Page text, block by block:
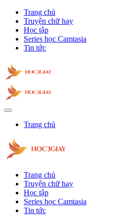
Trang chủ
Truyện chữ hay
Học tập
Series học Camtasia
Tin tức
Trang chủ
Trang chủ
Truyện chữ hay
Học tập
Series học Camtasia
Tin tức